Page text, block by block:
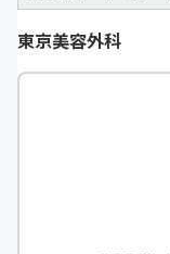
東京美容外科